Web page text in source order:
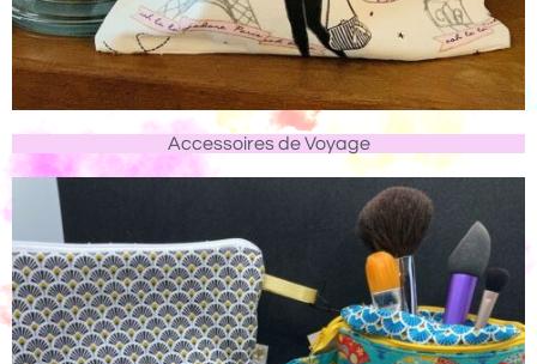
Accessoires de Voyage